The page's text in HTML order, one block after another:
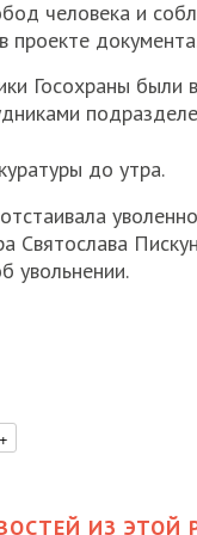
человека и
проекте
Госохраны были
до утра.
Святослава
увольнении.
ИЗ ЭТОЙ